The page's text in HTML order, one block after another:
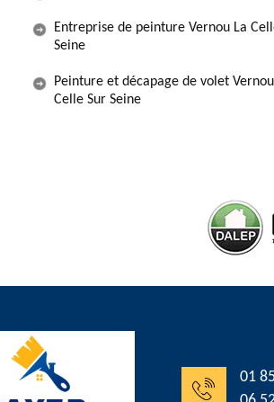
Entreprise de peinture Vernou La
Seine
Peinture et décapage de volet
Celle Sur Seine
01